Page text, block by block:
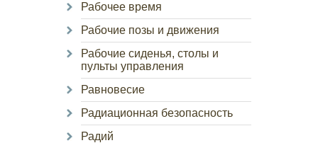
Рабочее время
Рабочие позы и движения
Рабочие сиденья, столы и
пульты управления
Равновесие
Радиационная безопасность
Радий